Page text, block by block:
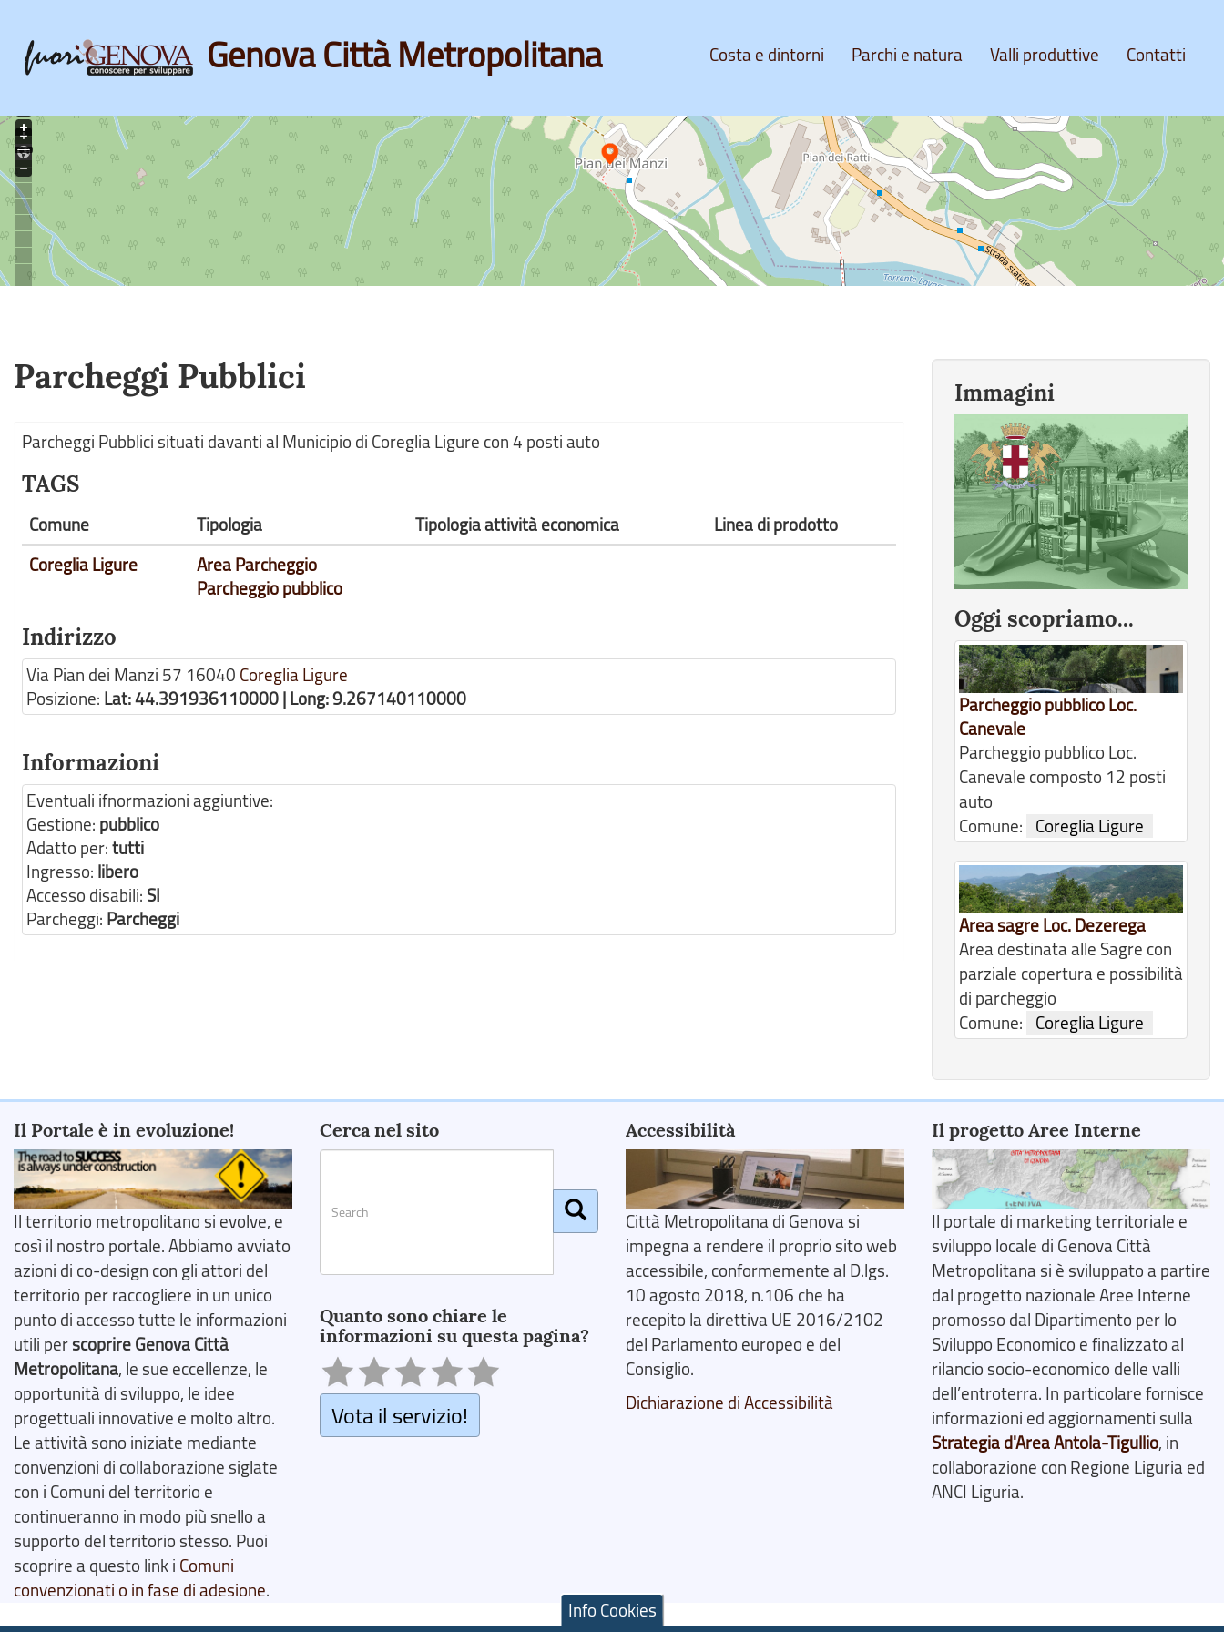
Skip
main
content
Genova Città Metropolitana Costa e dintorni Parchi e natura Valli produttive Contatti
Parcheggi Pubblici
Parcheggi Pubblici situati davanti al Municipio di Coreglia Ligure con 4 posti auto
TAGS
Comune Tipologia Tipologia attività economica
Linea di prodotto
Coreglia Ligure
Area Parcheggio
Parcheggio pubblico
Indirizzo
Via Pian dei Manzi 57 16040 Coreglia Ligure
Posizione: Lat: 44.391936110000 | Long: 9.267140110000
Informazioni
Eventuali ifnormazioni aggiuntive:
Gestione: pubblico
Adatto per:tutti
Ingresso: libero
Accesso disabili: SI
Parcheggi: Parcheggi
Immagini
Oggi scopriamo...
Parcheggio pubblico Loc.
Canevale
Parcheggio pubblico Loc.
Canevale composto 12 posti
auto
Comune:
Coreglia Ligure
Area sagre Loc. Dezerega
Area destinata alle Sagre con
parziale copertura e possibilità
di parcheggio
Comune:
Coreglia Ligure
Il Portale è in evoluzione!
Il territorio metropolitano si evolve, e
così il nostro portale. Abbiamo avviato
azioni di co-design con gli attori del
territorio per raccogliere in un unico
punto di accesso tutte le informazioni
utili perscoprire Genova Città
Metropolitana, le sue eccellenze, le
opportunità di sviluppo, le idee
progettuali innovative e molto altro.
Le attività sono iniziate mediante
convenzioni di collaborazione siglate
con i Comuni del territorio e
continueranno in modo più snello a
supporto del territorio stesso. Puoi
scoprire a questo link i Comuni
convenzionati o in fase di adesione.
Cerca nel sito
Quanto sono chiare le
informazioni su questa pagina?
Vota il servizio!
Accessibilità
Città Metropolitana di Genova si
impegna a rendere il proprio sito web
accessibile, conformemente al D.lgs.
10 agosto 2018, n.106 che ha
recepito la direttiva UE 2016/2102
del Parlamento europeo e del
Consiglio.
Dichiarazione di Accessibilità
Il progetto Aree Interne
Il portale di marketing territoriale e
sviluppo locale di Genova Città
Metropolitana si è sviluppato a partire
dal progetto nazionale Aree Interne
promosso dal Dipartimento per lo
Sviluppo Economico e finalizzato al
rilancio socio-economico delle valli
dell’entroterra. In particolare fornisce
informazioni ed aggiornamenti sulla
Strategia d'Area Antola-Tigullio, in
collaborazione con Regione Liguria ed
ANCI Liguria.
Info Cookies